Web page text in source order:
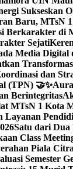
Sukseskan
Baru, MTsN
Berkarakter di
Sejati
Media
dan
(TPN) 🤝✨
Berintegritas
MTsN 1 Kota
Layanan
Satu dari Dua
Class
Piala
Semester